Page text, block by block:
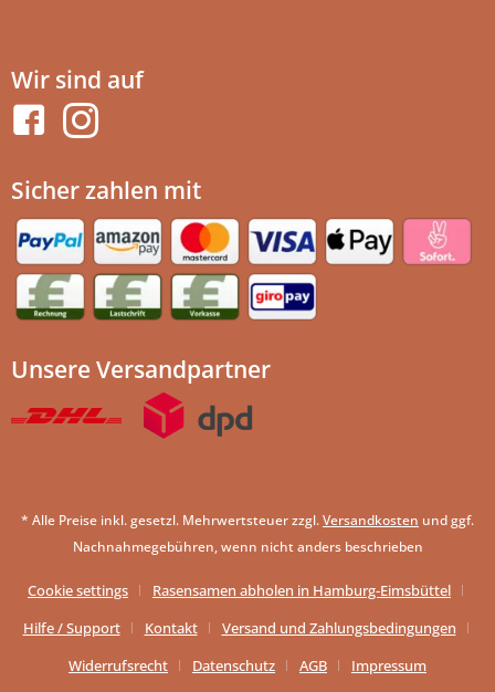
Wir sind auf
Sicher zahlen mit
Unsere Versandpartner
* Alle Preise inkl. gesetzl. Mehrwertsteuer zzgl.Versandkosten und ggf.
Nachnahmegebühren, wenn nicht anders beschrieben
Cookie settings
Rasensamen abholen in Hamburg-Eimsbüttel
Hilfe / Support
Kontakt
Versand und Zahlungsbedingungen
Widerrufsrecht
Datenschutz AGB Impressum